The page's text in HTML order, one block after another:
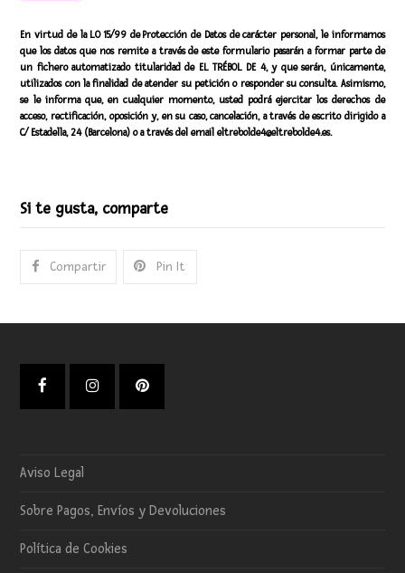
En virtud de la LO 15/99 de Protección de Datos de carácter personal, le informamos
que los datos que nos remite a través de este formulario pasarán a formar parte de
un fichero automatizado titularidad de EL TRÉBOL DE 4, y que serán, únicamente,
utilizados con la finalidad de atender su petición o responder su consulta. Asimismo,
se le informa que, en cualquier momento, usted podrá ejercitar los derechos de
acceso, rectificación, oposición y, en su caso, cancelación, a través de escrito dirigido a
C/ Estadella, 24 (Barcelona) o a través del email
eltrebolde4@eltrebolde4.es
Si te gusta, comparte
Compartir Pin It
FacebookInstagramPinterest
Aviso Legal
Sobre Pagos, Envíos y Devoluciones
Política de Cookies